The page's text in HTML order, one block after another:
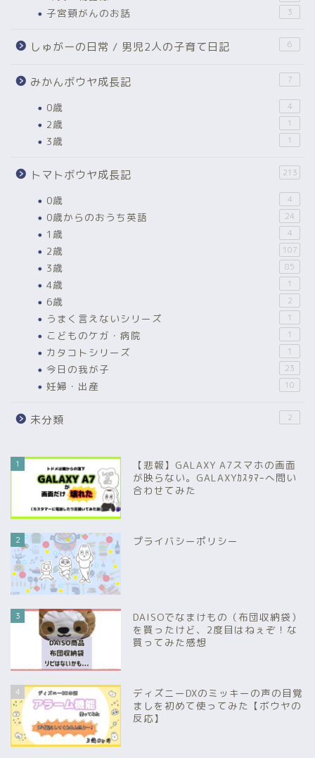
子宮頸がんのお話 3
しゅがーの日常 / 男児2人の子育て日記 6
みかんボウヤ成長記 7
0歳 4
2歳 1
3歳 1
トマトボウヤ成長記 213
0歳 4
0歳からのおうち英語 24
1歳 4
2歳 107
3歳 85
4歳 1
6歳 2
うまく言えないシリーズ 1
こどものケガ・病院 1
カタコトシリーズ 1
今日の我が子 23
妊婦・出産 10
未分類 2
1
【悲報】GALAXY A7スマホの画面
が映らない。GALAXYｶｽﾀﾏｰへ問い
合わせてみた
2 プライバシーポリシー
3
DAISOでなまけもの（布団収納袋）
を買ったけど、2度目はねぇぞ！な
買ってみた感想
4
ディズニーDXのミッキーの声の目覚
ましを初めて使ってみた【ボウヤの
反応】